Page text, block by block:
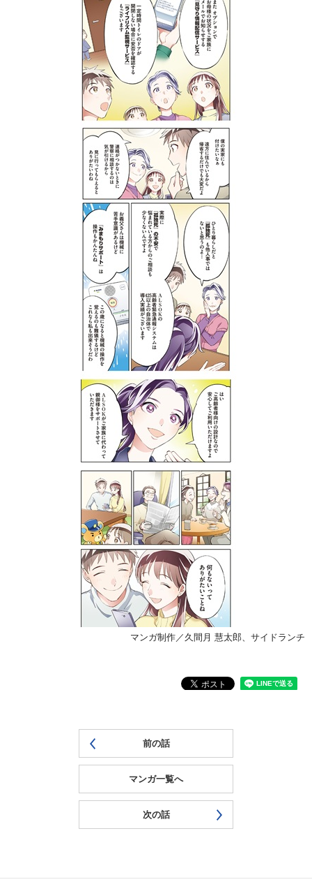
マンガ制作／久間月 慧太郎、サイドランチ
前の話
マンガ一覧へ
次の話